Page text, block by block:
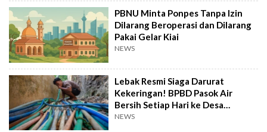
PBNU Minta Ponpes Tanpa Izin
Dilarang Beroperasi dan Dilarang
Pakai Gelar Kiai
NEWS
Lebak Resmi Siaga Darurat
Kekeringan! BPBD Pasok Air
Bersih Setiap Hari ke Desa
Pelosok
NEWS